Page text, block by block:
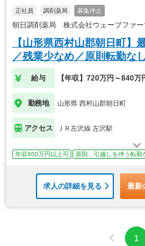
正社員 調剤薬局 募集停止
朝日調剤薬局 株式会社ウェーブファー
【山形県西村山郡朝日町】
／残業少なめ／原則転勤なし
給与 【年収】720万円～840万
勤務地 山形県 西村山郡朝日町
アクセス ＪＲ左沢線 左沢駅
年収800万円以上可 原則、引越しを伴う転勤
求人の詳細を見る 最新
1